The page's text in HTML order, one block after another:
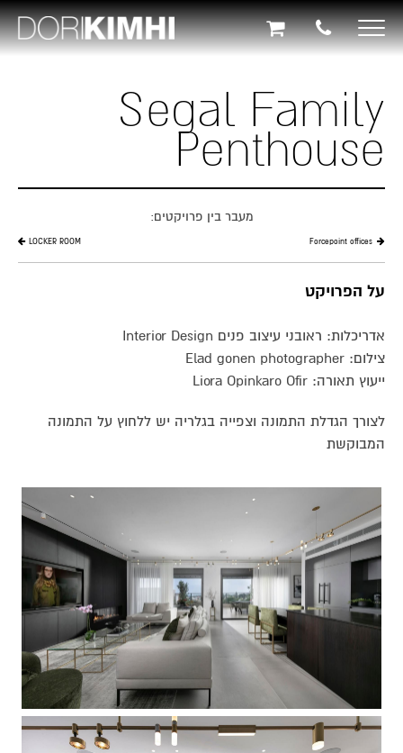
תפריט
נגישות
תפריט
ראשי
תוכן
ראשיToggle
navigation
Segal Family
Penthouse
מעבר בין פרויקטים:
LOCKER ROOM Forcepoint offices
על הפרויקט
אדריכלות: ראובני עיצוב פנים Interior Design
צילום: Elad gonen photographer
ייעוץ תאורה: Liora Opinkaro Ofir
לצורך הגדלת התמונה וצפייה בגלריה יש ללחוץ על התמונה
המבוקשת